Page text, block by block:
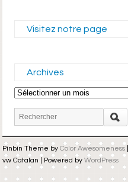
Visitez notre page
Archives
Archives
Pinbin Theme by Color Awesomeness
vw Catalan | Powered by WordPress